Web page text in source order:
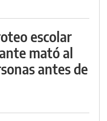
escolar
mató al
antes de